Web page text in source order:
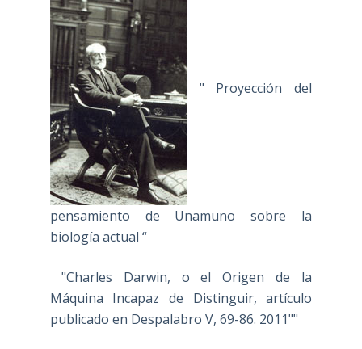
" Proyección del
pensamiento de Unamuno sobre la
biología actual “
"Charles Darwin, o el Origen de la
Máquina Incapaz de Distinguir, artículo
publicado en Despalabro V, 69-86. 2011""